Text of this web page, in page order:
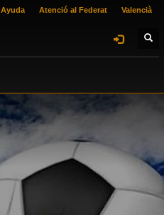
Ayuda Atenció al Federat Valencià